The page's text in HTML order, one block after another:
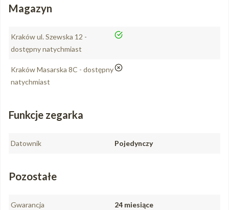
Magazyn
Kraków ul. Szewska 12 -
dostępny natychmiast
tak
Kraków Masarska 8C - dostępny
natychmiast
nie
Funkcje zegarka
Datownik Pojedynczy
Pozostałe
Gwarancja 24 miesiące